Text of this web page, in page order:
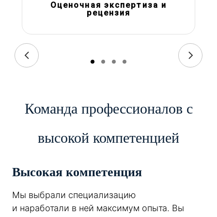
Оценочная экспертиза и
рецензия
Команда профессионалов с
высокой компетенцией
Высокая компетенция
Мы выбрали специализацию
и наработали в ней максимум опыта. Вы